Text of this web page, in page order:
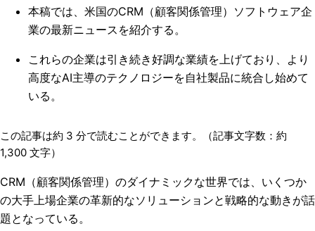
本稿では、米国のCRM（顧客関係管理）ソフトウェア企
業の最新ニュースを紹介する。
これらの企業は引き続き好調な業績を上げており、より
高度なAI主導のテクノロジーを自社製品に統合し始めて
いる。
この記事は約 3 分で読むことができます。（記事文字数：約
1,300 文字）
CRM（顧客関係管理） のダイナミックな世界では、いくつか
の大手上場企業の革新的なソリューションと戦略的な動きが話
題となっている。